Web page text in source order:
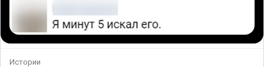
Истории